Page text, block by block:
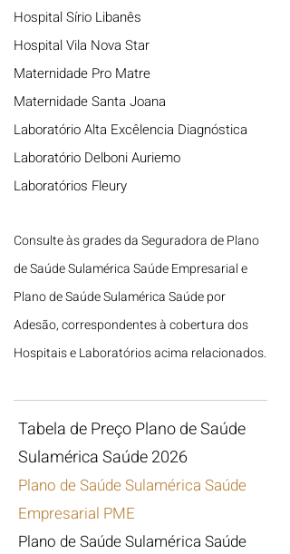
Hospital Sírio Libanês
Hospital Vila Nova Star
Maternidade Pro Matre
Maternidade Santa Joana
Laboratório Alta Excêlencia Diagnóstica
Laboratório Delboni Auriemo
Laboratórios Fleury
Consulte às grades da Seguradora de Plano
de Saúde Sulamérica Saúde Empresarial e
Plano de Saúde Sulamérica Saúde por
Adesão, correspondentes àcobertura dos
Hospitais e Laboratórios acima relacionados.
Tabela de Preço Plano de Saúde
Sulamérica Saúde 2026
Plano de Saúde Sulamérica Saúde
Empresarial PME
Plano de Saúde Sulamérica Saúde